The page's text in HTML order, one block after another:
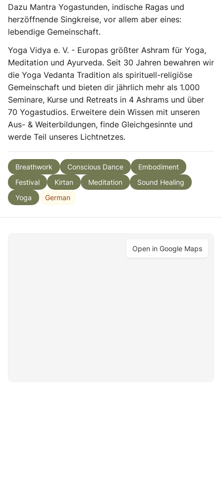
Dazu Mantra Yogastunden, indische Ragas und
herzöffnende Singkreise, vor allem aber eines:
lebendige Gemeinschaft.
Yoga Vidya e. V. - Europas größter Ashram für Yoga,
Meditation und Ayurveda. Seit 30 Jahren bewahren wir
die Yoga Vedanta Tradition als spirituell-religiöse
Gemeinschaft und bieten dir jährlich mehr als 1.000
Seminare, Kurse und Retreats in 4 Ashrams und über
70 Yogastudios. Erweitere dein Wissen mit unseren
Aus- & Weiterbildungen, finde Gleichgesinnte und
werde Teil unseres Lichtnetzes.
Breathwork Conscious Dance
Embodiment
Festival
Kirtan Meditation
Sound Healing
Yoga
German
Open in Google Maps